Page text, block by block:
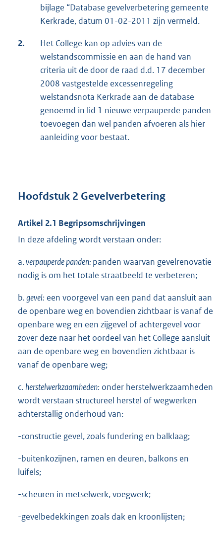
bijlage “Database gevelverbetering gemeente
Kerkrade, datum 01-02-2011 zijn vermeld.
2.
Het College kan op advies van de
welstandscommissie en aan de hand van
criteria uit de door de raad d.d. 17 december
2008 vastgestelde excessenregeling
welstandsnota Kerkrade aan de database
genoemd in lid 1 nieuwe verpauperde panden
toevoegen dan wel panden afvoeren als hier
aanleiding voor bestaat.
Hoofdstuk 2 Gevelverbetering
Artikel 2.1 Begripsomschrijvingen
In deze afdeling wordt verstaan onder:
a.verpauperde panden: panden waarvan gevelrenovatie
nodig is om het totale straatbeeld te verbeteren;
b. gevel: een voorgevel van een pand dat aansluit aan
de openbare weg en bovendien zichtbaar is vanaf de
openbare weg en een zijgevel of achtergevel voor
zover deze naar het oordeel van het College aansluit
aan de openbare weg en bovendien zichtbaar is
vanaf de openbare weg;
c. herstelwerkzaamheden: onder herstelwerkzaamheden
wordt verstaan structureel herstel of wegwerken
achterstallig onderhoud van:
-constructie gevel, zoals fundering en balklaag;
-buitenkozijnen, ramen en deuren, balkons en
luifels;
-scheuren in metselwerk, voegwerk;
-gevelbedekkingen zoals dak en kroonlijsten;